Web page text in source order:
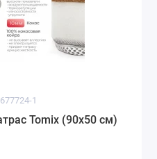
1
Tomix (90х50 см)